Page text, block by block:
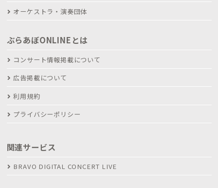
オーケストラ・演奏団体
ぶらあぼONLINEとは
コンサート情報掲載について
広告掲載について
利用規約
プライバシーポリシー
関連サービス
BRAVO DIGITAL CONCERT LIVE